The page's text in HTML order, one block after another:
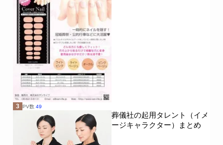
3 PV数 49
葬儀社の起用タレント（イメ
ージキャラクター）まとめ